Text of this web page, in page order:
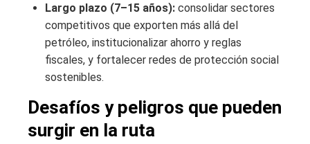
Largo plazo (7–15 años): consolidar sectores
competitivos que exporten más allá del
petróleo, institucionalizar ahorro y reglas
fiscales, y fortalecer redes de protección social
sostenibles.
Desafíos y peligros que pueden
surgir en la ruta